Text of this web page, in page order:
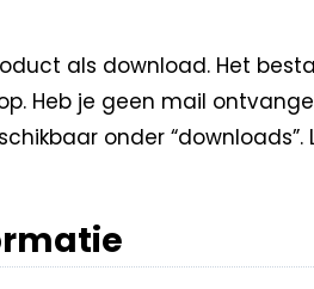
als download. Het
Heb je geen mail
onder